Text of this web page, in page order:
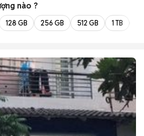
nào ?
128 GB 256 GB 512 GB 1 TB